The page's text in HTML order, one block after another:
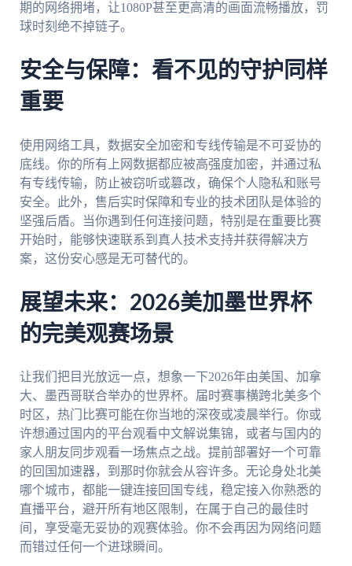
期的网络拥堵，让1080P甚至更高清的画面流畅播放，罚
球时刻绝不掉链子。
安全与保障：看不见的守护同样
重要
使用网络工具，数据安全加密和专线传输是不可妥协的
底线。你的所有上网数据都应被高强度加密，并通过私
有专线传输，防止被窃听或篡改，确保个人隐私和账号
安全。此外，售后实时保障和专业的技术团队是体验的
坚强后盾。当你遇到任何连接问题，特别是在重要比赛
开始时，能够快速联系到真人技术支持并获得解决方
案，这份安心感是无可替代的。
展望未来：2026美加墨世界杯
的完美观赛场景
让我们把目光放远一点，想象一下2026年由美国、加拿
大、墨西哥联合举办的世界杯。届时赛事横跨北美多个
时区，热门比赛可能在你当地的深夜或凌晨举行。你或
许想通过国内的平台观看中文解说集锦，或者与国内的
家人朋友同步观看一场焦点之战。提前部署好一个可靠
的回国加速器，到那时你就会从容许多。无论身处北美
哪个城市，都能一键连接回国专线，稳定接入你熟悉的
直播平台，避开所有地区限制，在属于自己的最佳时
间，享受毫无妥协的观赛体验。你不会再因为网络问题
而错过任何一个进球瞬间。